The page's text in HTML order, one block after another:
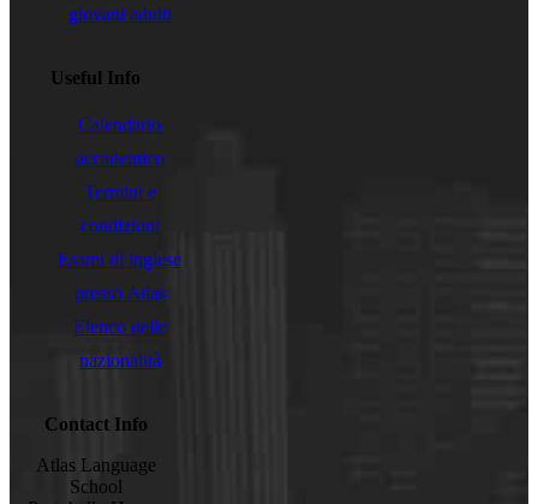
giovani adulti
Useful Info
Calendario
accademico
Termini e
condizioni
Esami di inglese
presso Atlas
Elenco delle
nazionalità
Contact Info
Atlas Language
School